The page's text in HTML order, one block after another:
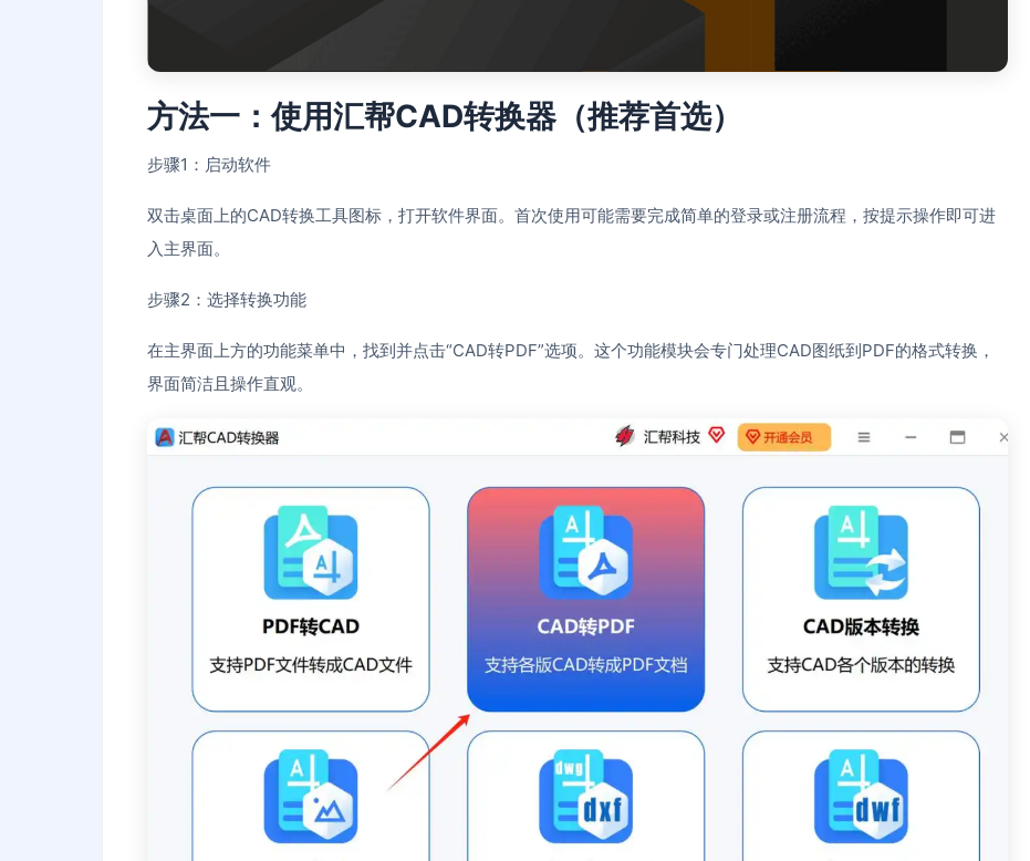
方法一：使用汇帮CAD转换器（推荐首选）
步骤1：启动软件
双击桌面上的CAD转换工具图标，打开软件界面。首次使用可能需要完成简单的登录或注册流程，按提示操作即可进
入主界面。
步骤2：选择转换功能
在主界面上方的功能菜单中，找到并点击“CAD转PDF”选项。这个功能模块会专门处理CAD图纸到PDF的格式转换，
界面简洁且操作直观。